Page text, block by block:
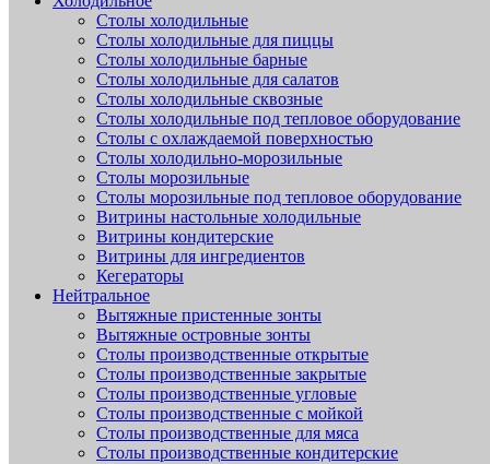
Столы холодильные
Столы холодильные для пиццы
Столы холодильные барные
Столы холодильные для салатов
Столы холодильные сквозные
Столы холодильные под тепловое оборудование
Столы с охлаждаемой поверхностью
Столы холодильно-морозильные
Столы морозильные
Столы морозильные под тепловое оборудование
Витрины настольные холодильные
Витрины кондитерские
Витрины для ингредиентов
Кегераторы
Нейтральное
Вытяжные пристенные зонты
Вытяжные островные зонты
Столы производственные открытые
Столы производственные закрытые
Столы производственные угловые
Столы производственные с мойкой
Столы производственные для мяса
Столы производственные кондитерские